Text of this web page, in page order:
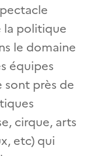
la politique
le domaine
équipes
sont près de
cirque, arts
etc) qui